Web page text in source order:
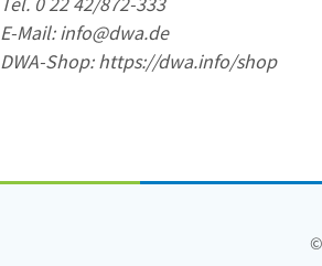
E-Mail: info@dwa.de
DWA-Shop: https://dwa.info/shop